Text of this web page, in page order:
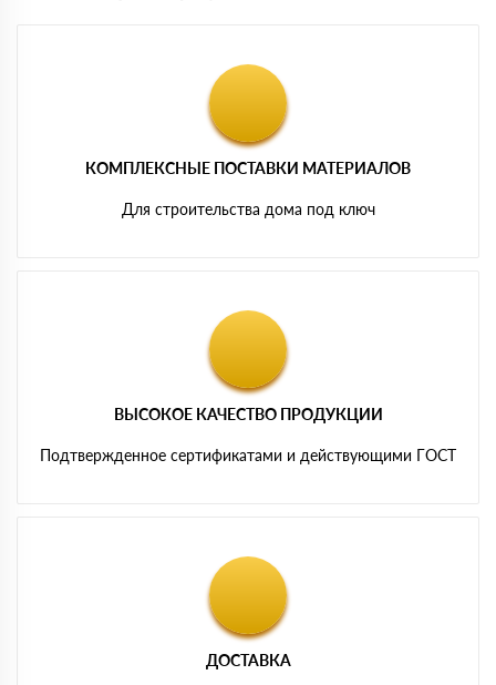
КОМПЛЕКСНЫЕ ПОСТАВКИ МАТЕРИАЛОВ
Для строительства дома под ключ
ВЫСОКОЕ КАЧЕСТВО ПРОДУКЦИИ
Подтвержденное сертификатами и действующими ГОСТ
ДОСТАВКА